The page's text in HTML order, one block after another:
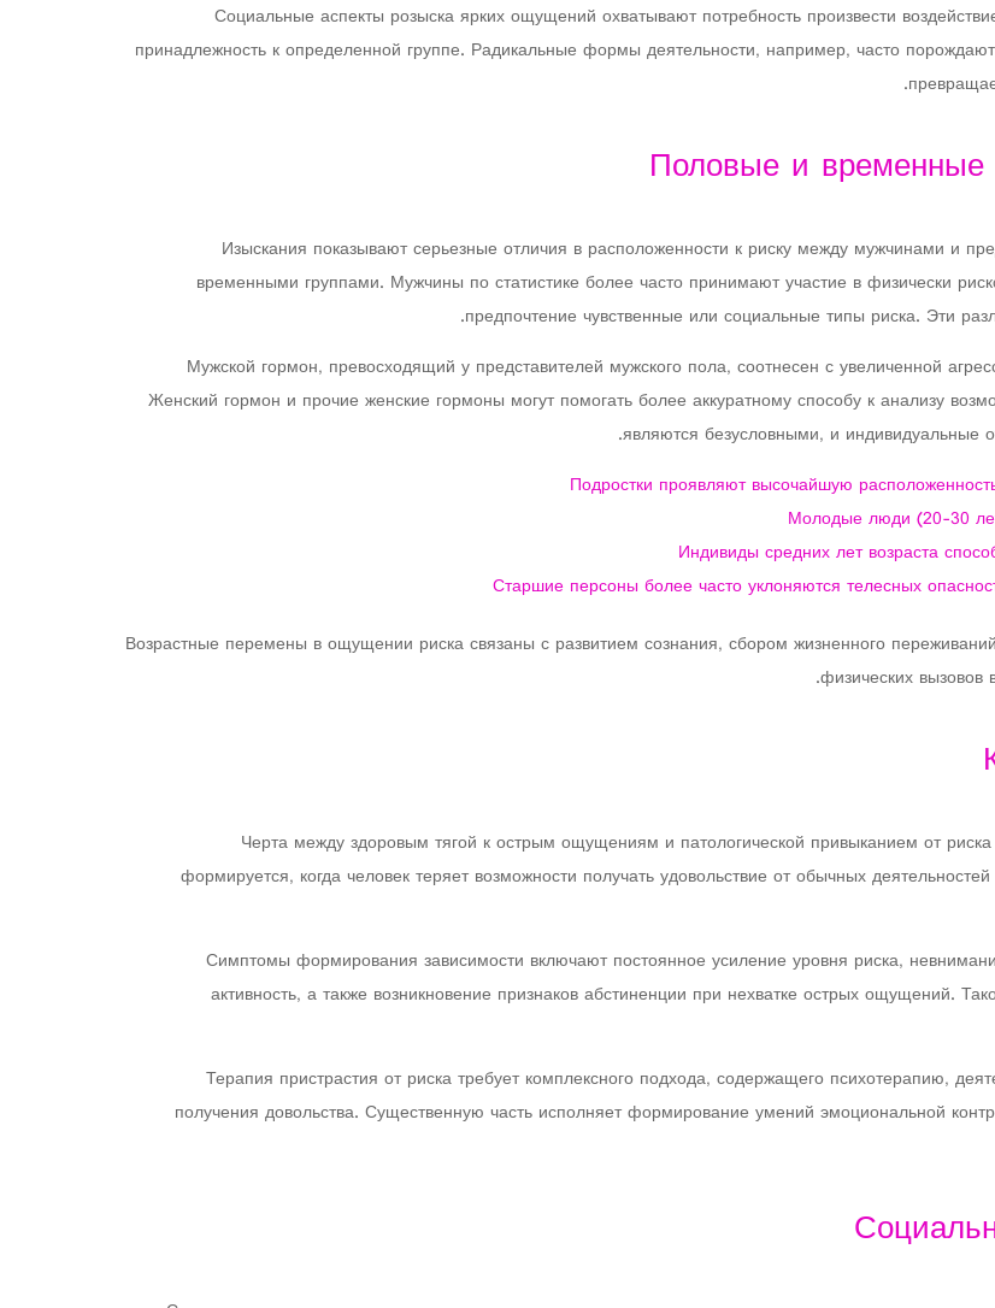
Социальные аспекты розыска ярких ощущений охватывают потребность произвести
принадлежность к определенной группе. Радикальные формы деятельности, например, часто
Половые и временные
Изыскания показывают серьезные отличия в расположенности к риску между мужчинами и
временными группами. Мужчины по статистике более часто принимают участие в физически
предпочтение чувственные или социальные типы риска. Эти
Мужской гормон, превосходящий у представителей мужского пола, соотнесен с увеличенной
Женский гормон и прочие женские гормоны могут помогать более аккуратному способу к анализу
являются безусловными, и индивидуальные
Подростки проявляют высочайшую
Молодые люди (20-30
Индивиды средних лет возраста
Старшие персоны более часто уклоняются телесных
Возрастные перемены в ощущении риска связаны с развитием сознания, сбором жизненного
физических вызовов
Черта между здоровым тягой к острым ощущениям и патологической привыканием от
формируется, когда человек теряет возможности получать удовольствие от обычных
Симптомы формирования зависимости включают постоянное усиление уровня риска,
активность, а также возникновение признаков абстиненции при нехватке острых ощущений.
Терапия пристрастия от риска требует комплексного подхода, содержащего психотерапию,
получения довольства. Существенную часть исполняет формирование умений эмоциональной